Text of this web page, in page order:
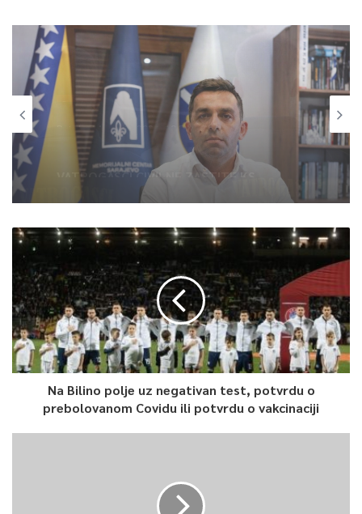
Sarajevo
Petak, 7 Augusta 2026, 19:54
VATROGASCI CIVILNE ZAŠTITE KS
UPUĆENI U KONJIC KAO ISPOMOĆ U
GAŠENJU POŽARA
Sarajevo
Petak, 7 Augusta 2026, 17:24
Dova za domovinu i zikir u Ratnoj
džamiji: U sklopu manifestacije
„Odbrana BiH – Igman 2026“ odana
počast herojima
Na Bilino polje uz negativan test, potvrdu o
prebolovanom Covidu ili potvrdu o vakcinaciji